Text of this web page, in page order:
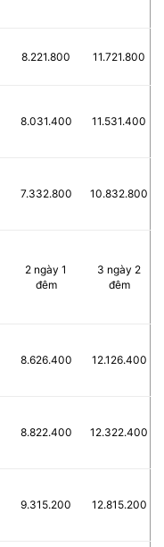
8.221.800 11.721.800
8.031.400 11.531.400
7.332.800 10.832.800
2 ngày 1
đêm
3 ngày 2
đêm
8.626.400 12.126.400
8.822.400 12.322.400
9.315.200 12.815.200